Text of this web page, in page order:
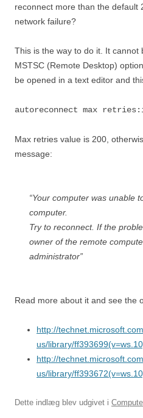
reconnect more than the default
network failure?
This is the way to do it. It
MSTSC (Remote Desktop)
be opened in a text editor and
autoreconnect max
Max retries value is 200,
message:
“Your computer was unable
computer.
Try to reconnect. If the
owner of the remote
administrator”
Read more about it and see the
http://
us/library/
http://
us/library/
Dette indlæg blev udgivet i